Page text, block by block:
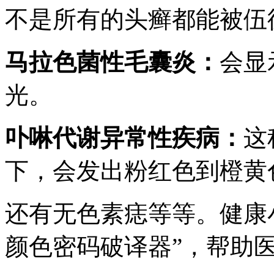
不是所有的头癣都能被
马拉色菌性毛囊炎： 会显
光。
卟啉代谢异常性疾病： 这
下，会发出粉红色到橙
还有无色素痣等等。健
颜色密码破译器”，帮助